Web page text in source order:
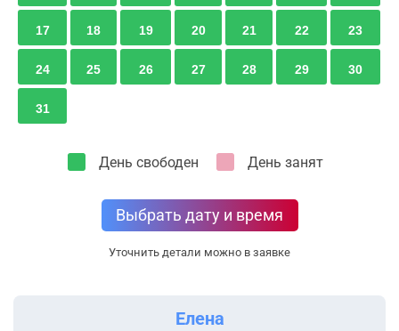
17 18 19 20 21 22 23
24 25 26 27 28 29 30
31
День свободен День занят
Выбрать дату и время
Уточнить детали можно в заявке
Елена